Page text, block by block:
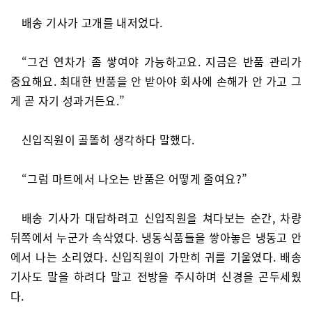
배송 기사가 고개를 내저었다.
“그건 연차가 좀 쌓여야 가능하고요. 지금은 반품 관리가
중요해요. 최대한 반품을 안 받아야 회사에 손해가 안 가고 그
게 곧 자기 성과거든요.”
신입직원이 골똘히 생각하다 말했다.
“그럼 마트에서 나오는 반품은 어떻게 줄여요?”
배송 기사가 대답하려고 신입직원을 쳐다보는 순간, 차량
뒤쪽에서 누군가 속삭였다. 냉동식품들을 쌓아놓은 냉동고 안
에서 나는 소리였다. 신입직원이 가만히 귀를 기울였다. 배송
기사도 말을 하려다 말고 전방을 주시하며 신경을 곤두세웠
다.